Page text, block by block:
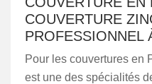
COUVERTURE
PROFESSIONNEL
Pour les couvertures en
est une des spécialités